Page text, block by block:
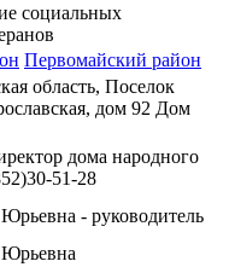
социальных
Первомайский район
область, Поселок
дом 92 Дом
дома народного
51-28
- руководитель